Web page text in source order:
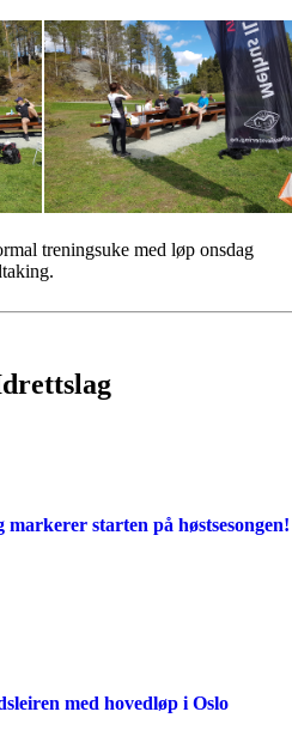
treningsuke med løp onsdag
starten på høstsesongen!
med hovedløp i Oslo